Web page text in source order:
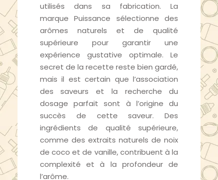
utilisés dans sa fabrication. La
marque Puissance sélectionne des
arômes naturels et de qualité
supérieure pour garantir une
expérience gustative optimale. Le
secret de la recette reste bien gardé,
mais il est certain que l’association
des saveurs et la recherche du
dosage parfait sont à l’origine du
succès de cette saveur. Des
ingrédients de qualité supérieure,
comme des extraits naturels de noix
de coco et de vanille, contribuent à la
complexité et à la profondeur de
l’arôme.